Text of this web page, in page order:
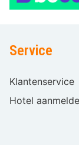
Service
Klantenservice
Hotel